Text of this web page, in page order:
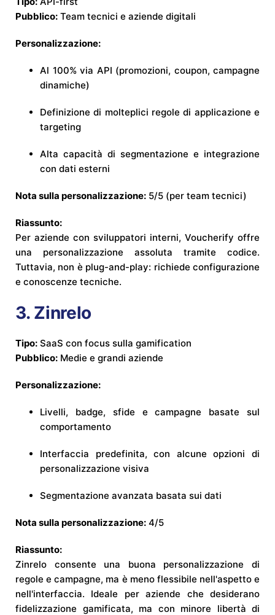
Pubblico: Team tecnici e aziende digitali
Personalizzazione:
Al 100% via API (promozioni, coupon, campagne
dinamiche)
Definizione di molteplici regole di applicazione e
targeting
Alta capacità di segmentazione e integrazione
con dati esterni
Nota sulla personalizzazione: 5/5 (per team tecnici)
Riassunto:
Per aziende con sviluppatori interni, Voucherify offre
una personalizzazione assoluta tramite codice.
Tuttavia, non è plug-and-play: richiede configurazione
e conoscenze tecniche.
3. Zinrelo
Tipo: SaaS con focus sulla gamification
Pubblico: Medie e grandi aziende
Personalizzazione:
Livelli, badge, sfide e campagne basate sul
comportamento
Interfaccia predefinita, con alcune opzioni di
personalizzazione visiva
Segmentazione avanzata basata sui dati
Nota sulla personalizzazione: 4/5
Riassunto:
Zinrelo consente una buona personalizzazione di
regole e campagne, ma è meno flessibile nell'aspetto e
nell'interfaccia. Ideale per aziende che desiderano
fidelizzazione gamificata, ma con minore libertà di